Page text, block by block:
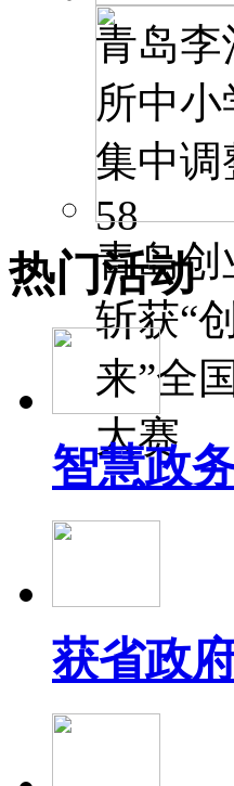
青岛李
所中小
集中调
58
青岛创
斩获“
来”全
大赛
热门活动
智慧政
获省政